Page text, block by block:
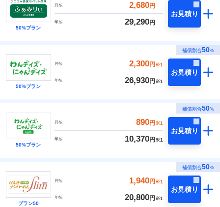
50%プラン
月払 2,680円
年払 29,290円
お見積り
補償割合50%
50%プラン
月払 2,300円 ※1
年払 26,930円 ※1
お見積り
補償割合50%
50%プラン
月払 890円 ※1
年払 10,370円 ※1
お見積り
補償割合50%
プラン50
月払 1,940円 ※1
年払 20,800円 ※1
お見積り